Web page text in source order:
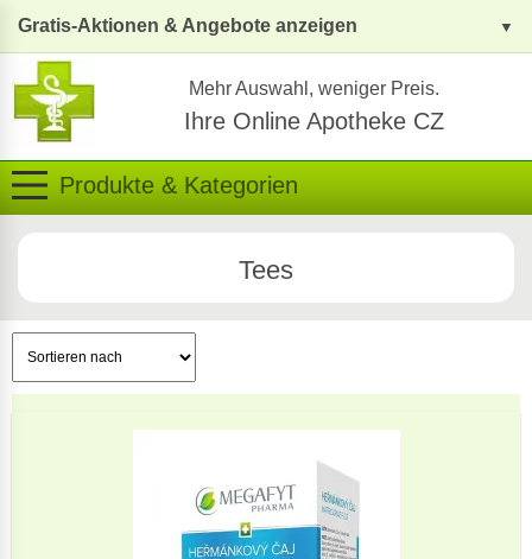
Gratis-Aktionen & Angebote anzeigen
Mehr Auswahl, weniger Preis.
Ihre Online Apotheke CZ
Produkte & Kategorien
Tees